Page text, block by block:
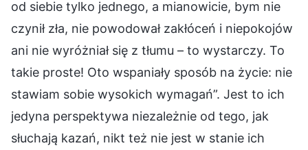
od siebie tylko jednego, a mianowicie, bym nie
czynił zła, nie powodował zakłóceń i niepokojów
ani nie wyróżniał się z tłumu – to wystarczy. To
takie proste! Oto wspaniały sposób na życie: nie
stawiam sobie wysokich wymagań”. Jest to ich
jedyna perspektywa niezależnie od tego, jak
słuchają kazań, nikt też nie jest w stanie ich